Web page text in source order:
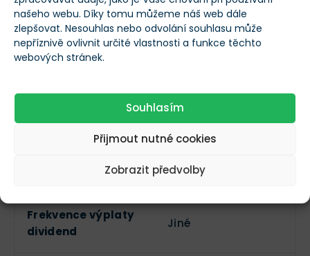
našeho webu. Díky tomu můžeme náš web dále
zlepšovat. Nesouhlas nebo odvolání souhlasu může
nepříznivě ovlivnit určité vlastnosti a funkce těchto
webových stránek.
Souhlasím
Přijmout nutné cookies
Zobrazit předvolby
Průmysl
služby
Zaměstnanci
Dividendy
Vyplácí dividendy?
Frekvence výplaty
dividend
Jiné